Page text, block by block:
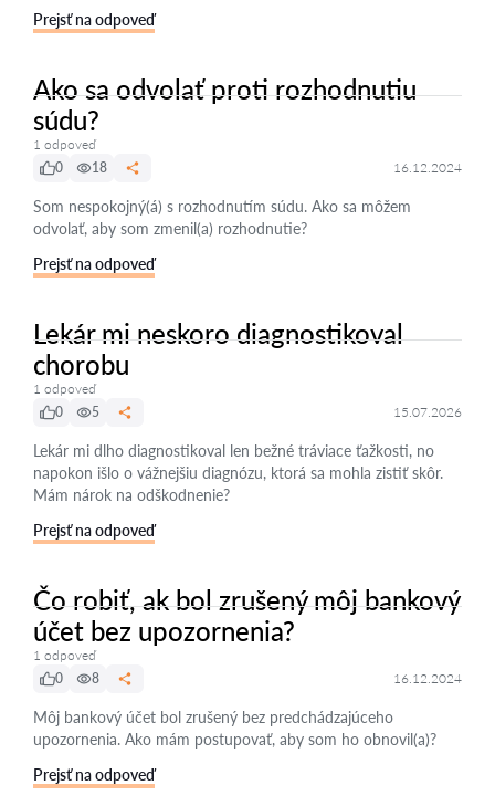
Prejsť na odpoveď
Ako sa odvolať proti rozhodnutiu
súdu?
1 odpoveď
0
18 16.12.2024
Som nespokojný(á) s rozhodnutím súdu. Ako sa môžem
odvolať, aby som zmenil(a) rozhodnutie?
Prejsť na odpoveď
Lekár mi neskoro diagnostikoval
chorobu
1 odpoveď
0
5 15.07.2026
Lekár mi dlho diagnostikoval len bežné tráviace ťažkosti, no
napokon išlo o vážnejšiu diagnózu, ktorá sa mohla zistiť skôr.
Mám nárok na odškodnenie?
Prejsť na odpoveď
Čo robiť, ak bol zrušený môj bankový
účet bez upozornenia?
1 odpoveď
0
8 16.12.2024
Môj bankový účet bol zrušený bez predchádzajúceho
upozornenia. Ako mám postupovať, aby som ho obnovil(a)?
Prejsť na odpoveď